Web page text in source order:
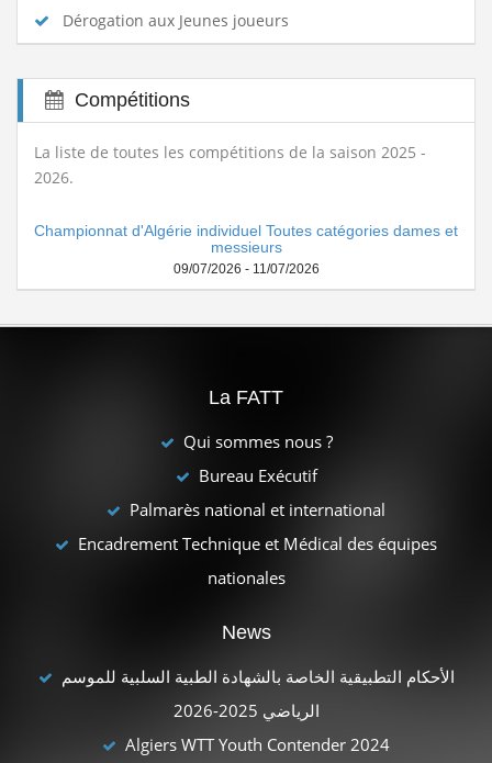
Dérogation aux Jeunes joueurs
Compétitions
La liste de toutes les compétitions de la saison 2025 -
2026.
Championnat d'Algérie individuel Toutes catégories dames et
messieurs
09/07/2026 - 11/07/2026
La FATT
Qui sommes nous ?
Bureau Exécutif
Palmarès national et international
Encadrement Technique et Médical des équipes
nationales
News
الأحكام التطبيقية الخاصة بالشهادة الطبية السلبية للموسم
الرياضي 2025-2026
Algiers WTT Youth Contender 2024